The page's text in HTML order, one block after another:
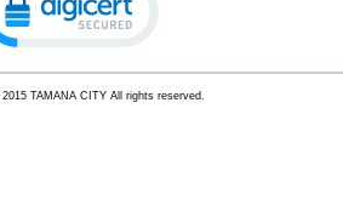
TAMANA CITY All rights reserved.